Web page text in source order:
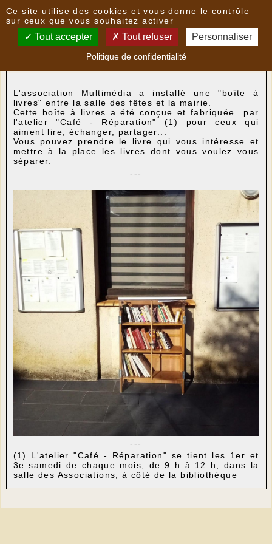
Nouvelles
Installation d'une boîte à livres - le
L'association Multimédia a installé une "boîte à
livres" entre la salle des fêtes et la mairie.
Cette boîte à livres a été conçue et fabriquée par
l'atelier "Café - Réparation" (1) pour ceux qui
aiment lire, échanger, partager...
Vous pouvez prendre le livre qui vous intéresse et
mettre à la place les livres dont vous voulez vous
séparer.
---
---
(1) L'atelier "Café - Réparation" se tient les 1er et
3e samedi de chaque mois, de 9 h à 12 h, dans la
salle des Associations, à côté de la bibliothèque
Ce site utilise des cookies et vous donne le contrôle
sur ceux que vous souhaitez activer
Tout accepter Tout refuser Personnaliser
Politique de confidentialité